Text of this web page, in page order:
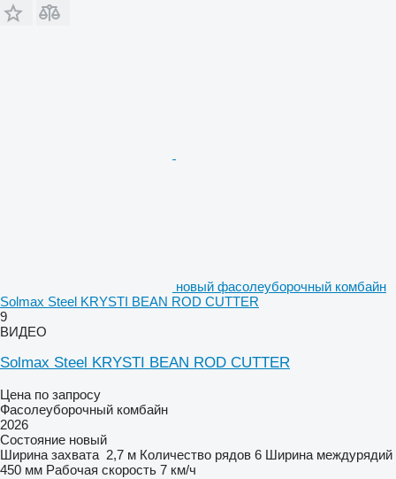
новый фасолеуборочный комбайн
Solmax Steel KRYSTI BEAN ROD CUTTER
9
ВИДЕО
Solmax Steel KRYSTI BEAN ROD CUTTER
Цена по запросу
Фасолеуборочный комбайн
2026
Состояние новый
Ширина захвата 2,7 м Количество рядов 6 Ширина междурядий
450 мм Рабочая скорость 7 км/ч